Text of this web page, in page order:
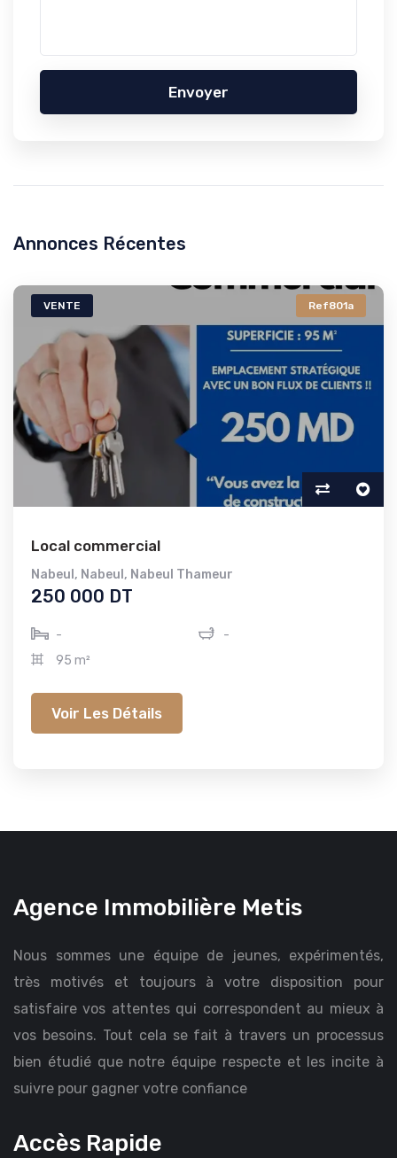
Envoyer
Annonces Récentes
VENTE Ref801a
Local commercial
Nabeul , Nabeul , Nabeul Thameur
250 000 DT
-
-
95 m²
Voir Les Détails
Agence Immobilière Metis
Nous sommes une équipe de jeunes, expérimentés,
très motivés et toujours à votre disposition pour
satisfaire vos attentes qui correspondent au mieux à
vos besoins. Tout cela se fait à travers un processus
bien étudié que notre équipe respecte et les incite à
suivre pour gagner votre confiance
Accès Rapide